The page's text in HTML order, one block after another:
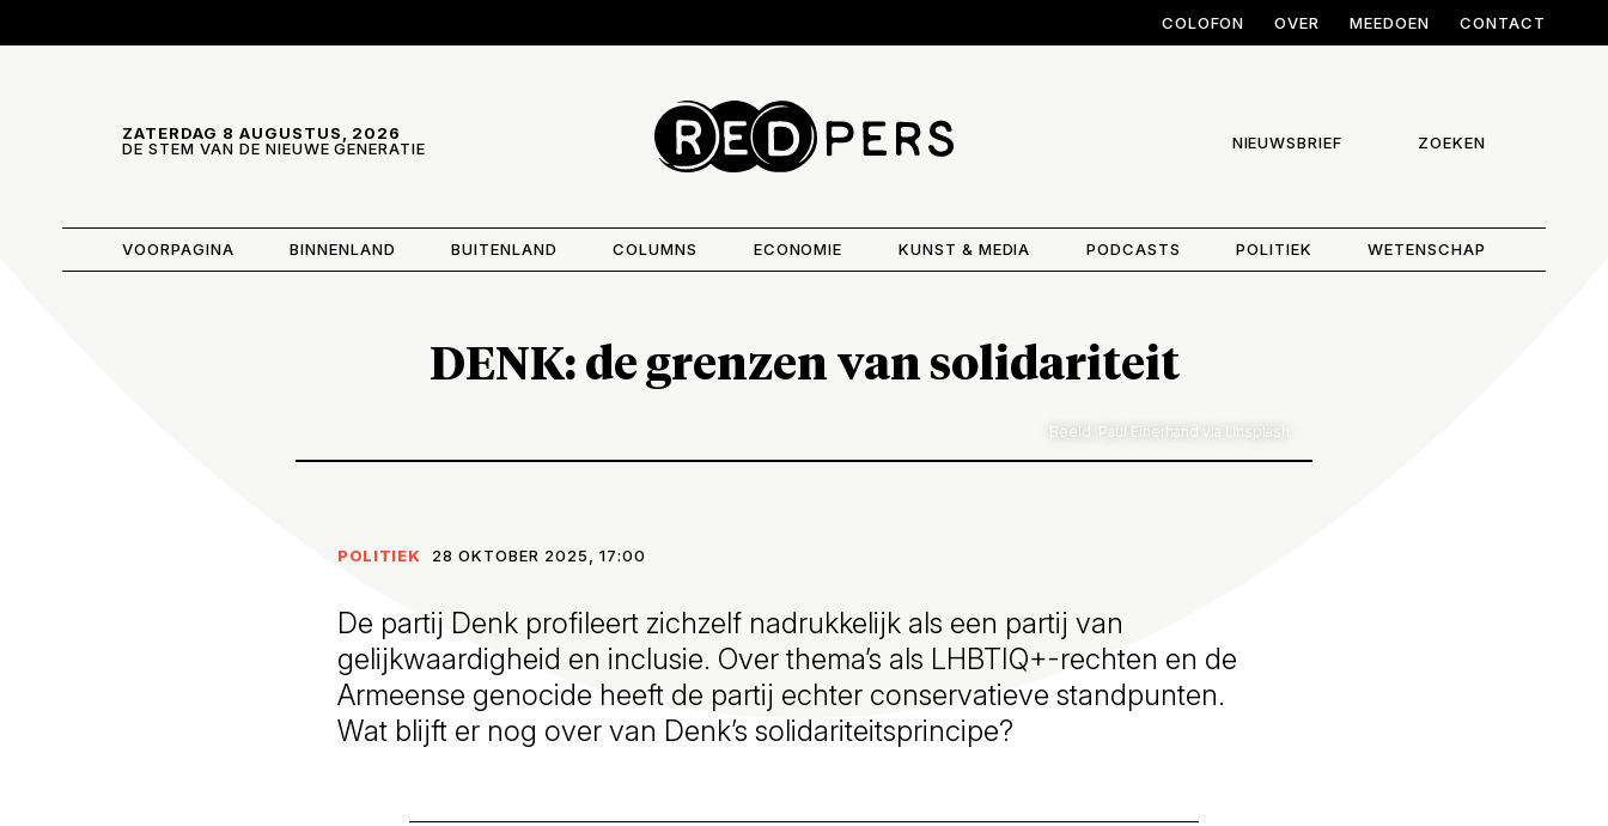
COLOFON OVER MEEDOEN CONTACT
ZATERDAG 8 AUGUSTUS, 2026
DE STEM VAN DE NIEUWE GENERATIE
NIEUWSBRIEF ZOEKEN
VOORPAGINA BINNENLAND BUITENLAND COLUMNS ECONOMIE KUNST & MEDIA PODCASTS POLITIEK WETENSCHAP
DENK: de grenzen van solidariteit
Beeld: Paul Einerhand via Unsplash
POLITIEK 28 OKTOBER 2025, 17:00
De partij Denk profileert zichzelf nadrukkelijk als een partij van
gelijkwaardigheid en inclusie. Over thema’s als LHBTIQ+-rechten en de
Armeense genocide heeft de partij echter conservatieve standpunten.
Wat blijft er nog over van Denk’s solidariteitsprincipe?